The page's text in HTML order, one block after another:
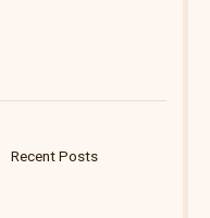
Recent Posts